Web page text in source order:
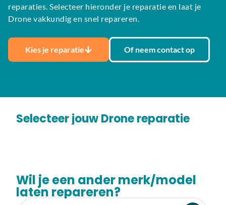
reparaties. Selecteer hieronder je reparatie en laat je
Drone vakkundig en snel repareren.
Kies je reparatie Of neem contact op
Selecteer jouw Drone reparatie
Wil je een ander merk/model
laten repareren?